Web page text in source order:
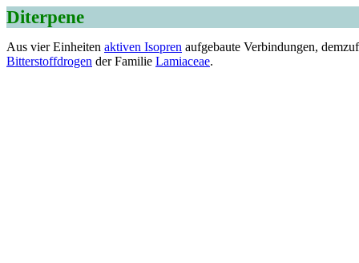
Diterpene
Aus vier Einheiten aktiven Isopren aufgebaute Verbindungen,
Bitterstoffdrogen der Familie Lamiaceae.